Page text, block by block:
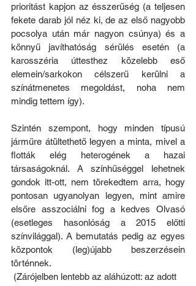
prioritást kapjon az ésszerűség (a teljesen
fekete darab jól néz ki, de az első nagyobb
pocsolya után már nagyon csúnya) és a
könnyű javíthatóság sérülés esetén (a
karosszéria úttesthez közelebb eső
elemein/sarkokon célszerű kerülni a
színátmenetes megoldást, noha nem
mindig tettem így).
Szintén szempont, hogy minden típusú
járműre átültethető legyen a minta, mivel a
flották elég heterogének a hazai
társaságoknál. A színhűséggel lehetnek
gondok itt-ott, nem törekedtem arra, hogy
pontosan ugyanolyan legyen, mint amire
elsőre asszociálni fog a kedves Olvasó
(esetleges hasonlóság a 2015 előtti
színvilággal). A bemutatás pedig az egyes
központok (leg)újabb beszerzésein
történnek.
(Zárójelben lentebb az aláhúzott: az adott